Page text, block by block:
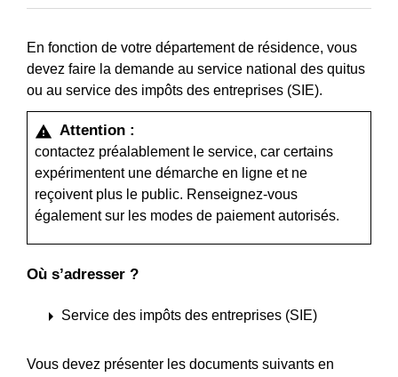
En fonction de votre département de résidence, vous
devez faire la demande au service national des quitus
ou au service des impôts des entreprises (SIE).
warning Attention :
contactez préalablement le service, car certains
expérimentent une démarche en ligne et ne
reçoivent plus le public. Renseignez-vous
également sur les modes de paiement autorisés.
Où s’adresser ?
arrow_right Service des impôts des entreprises (SIE)
Vous devez présenter les documents suivants en